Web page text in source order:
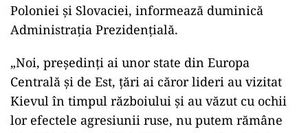
Poloniei şi Slovaciei, informează duminică
Administraţia Prezidenţială.
„Noi, preşedinţi ai unor state din Europa
Centrală şi de Est, ţări ai căror lideri au vizitat
Kievul în timpul războiului şi au văzut cu ochii
lor efectele agresiunii ruse, nu putem rămâne